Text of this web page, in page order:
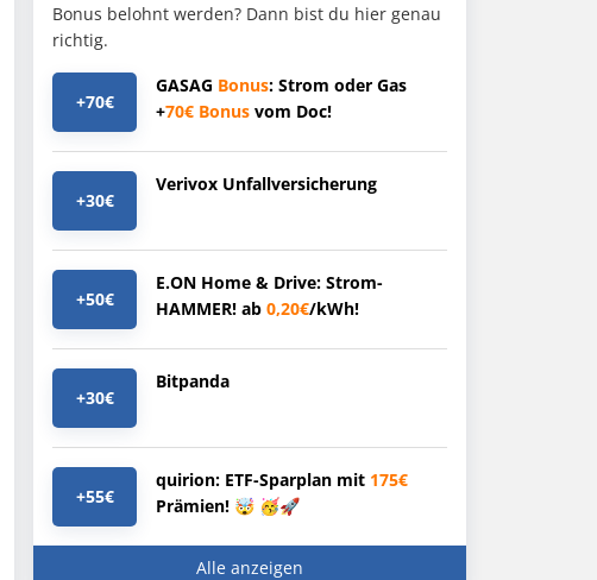
Bonus belohnt werden? Dann bist du hier genau
richtig.
+70€
GASAG Bonus: Strom oder Gas
+70€ Bonus vom Doc!
+30€
Verivox Unfallversicherung
+50€
E.ON Home & Drive: Strom-
HAMMER! ab 0,20€/kWh!
+30€
Bitpanda
+55€
quirion: ETF-Sparplan mit 175€
Prämien! 🤯 🥳🚀
Alle anzeigen